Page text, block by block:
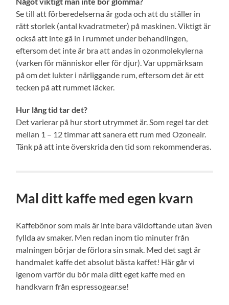
Se till att förberedelserna är goda och att du ställer in
rätt storlek (antal kvadratmeter) på maskinen. Viktigt är
också att inte gå in i rummet under behandlingen,
eftersom det inte är bra att andas in ozonmolekylerna
(varken för människor eller för djur). Var uppmärksam
på om det lukter i närliggande rum, eftersom det är ett
tecken på att rummet läcker.
Hur lång tid tar det?
Det varierar på hur stort utrymmet är. Som regel tar det
mellan 1 – 12 timmar att sanera ett rum med Ozoneair.
Tänk på att inte överskrida den tid som rekommenderas.
Mal ditt kaffe med egen kvarn
Kaffebönor som mals är inte bara väldoftande utan även
fyllda av smaker. Men redan inom tio minuter från
malningen börjar de förlora sin smak. Med det sagt är
handmalet kaffe det absolut bästa kaffet! Här går vi
igenom varför du bör mala ditt eget kaffe med en
handkvarn från espressogear.se!